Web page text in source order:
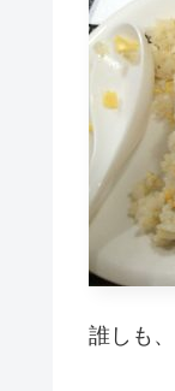
誰しも、